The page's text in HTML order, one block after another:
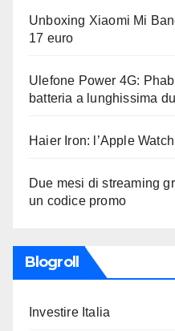
Unboxing Xiaomi Mi
17 euro
Ulefone Power 4G:
batteria a lunghissima
Haier Iron: l’Apple
Due mesi di streaming
un codice promo
Blogroll
Investire Italia